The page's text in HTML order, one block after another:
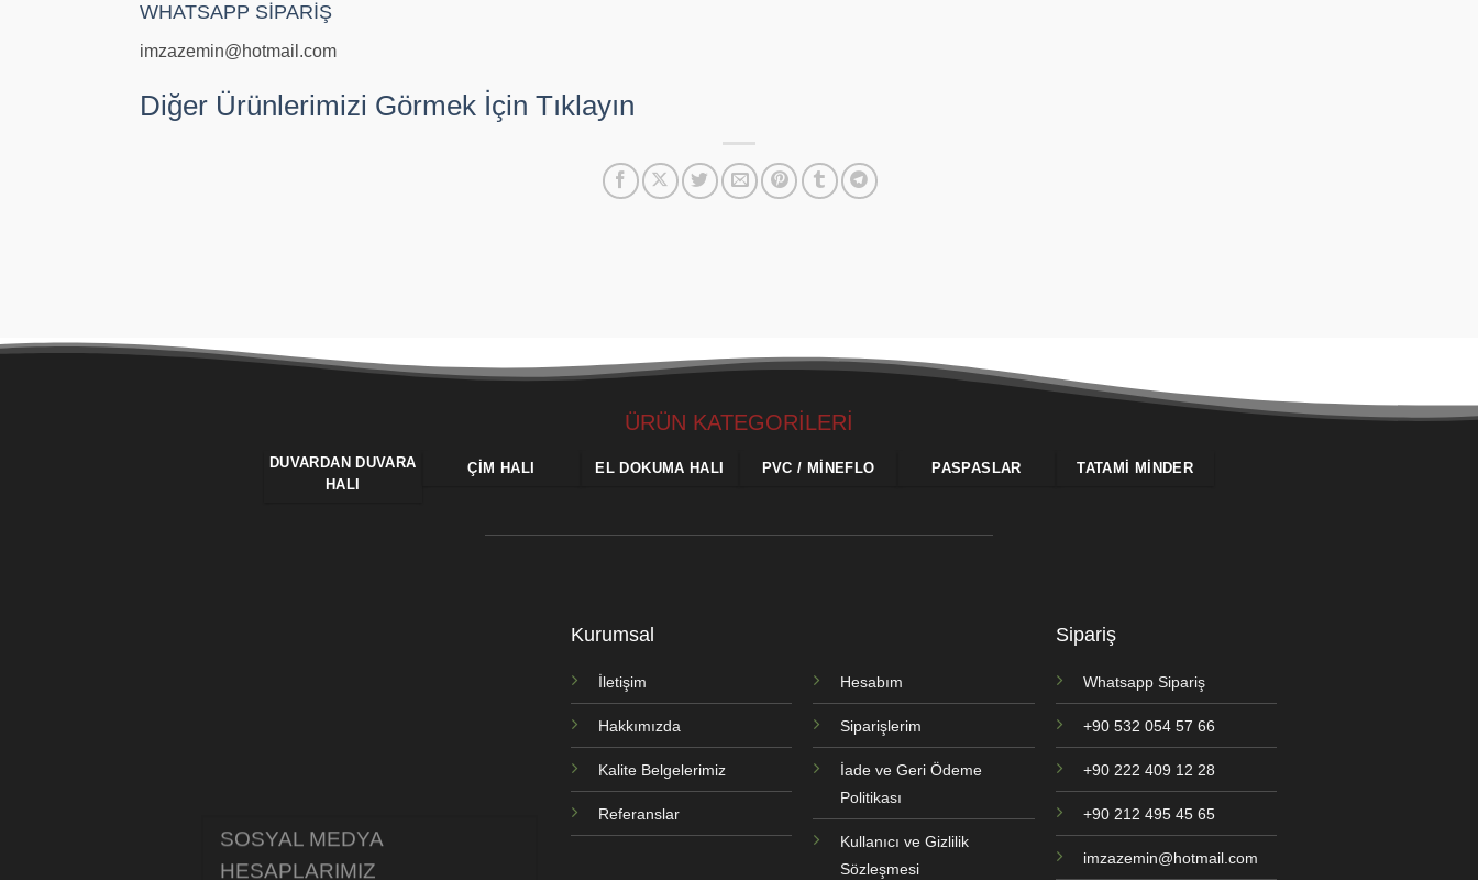
WHATSAPP SİPARİŞ
imzazemin@hotmail.com
Diğer Ürünlerimizi Görmek İçin Tıklayın
ÜRÜN KATEGORİLERİ
DUVARDAN DUVARA
HALI
ÇIM HALI EL DOKUMA HALI PVC / MINEFLO PASPASLAR TATAMI MINDER
SOSYAL MEDYA
HESAPLARIMIZ
Kurumsal
İletişim
Hakkımızda
Kalite Belgelerimiz
Referanslar
Hesabım
Siparişlerim
İade ve Geri Ödeme
Politikası
Kullanıcı ve Gizlilik
Sözleşmesi
Sipariş
Whatsapp Sipariş
+90 532 054 57 66
+90 222 409 12 28
+90 212 495 45 65
imzazemin@hotmail.com